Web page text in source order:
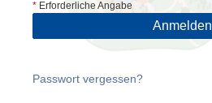
* Erforderliche Angabe
Anmelden
Passwort vergessen?